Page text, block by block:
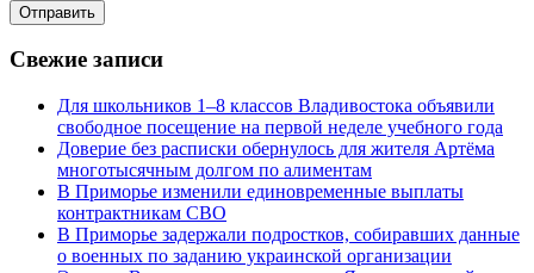
Свежие записи
Для школьников 1–8 классов Владивостока объявили
свободное посещение на первой неделе учебного года
Доверие без расписки обернулось для жителя Артёма
многотысячным долгом по алиментам
В Приморье изменили единовременные выплаты
контрактникам СВО
В Приморье задержали подростков, собиравших данные
о военных по заданию украинской организации